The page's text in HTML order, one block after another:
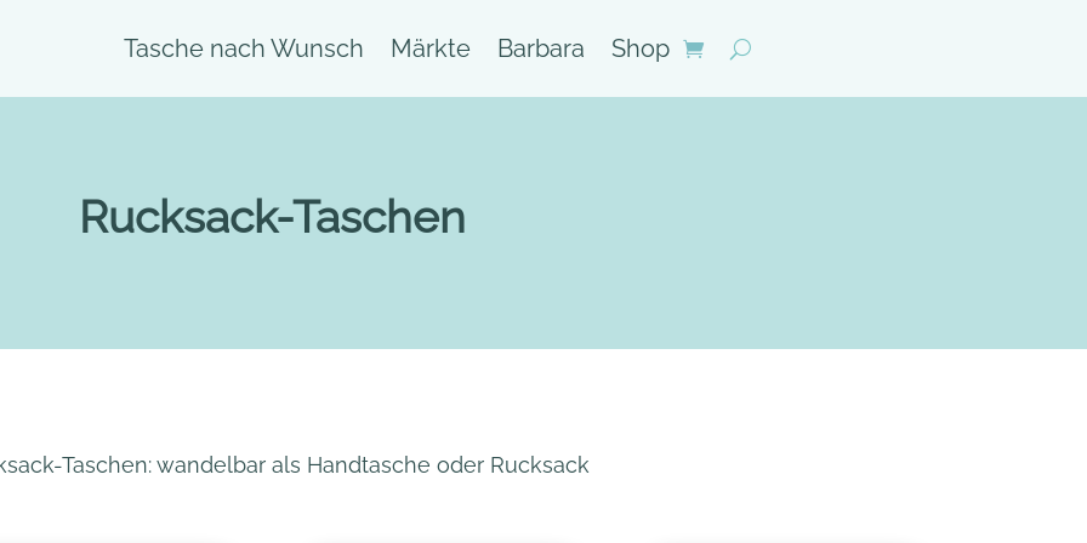
Tasche nach Wunsch Märkte Barbara Shop
Rucksack-Taschen
Taschen: wandelbar als Handtasche oder Rucksack